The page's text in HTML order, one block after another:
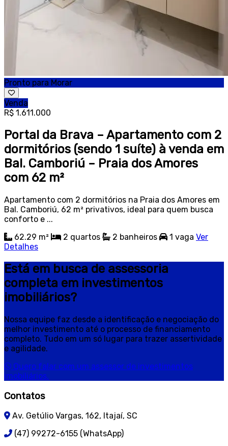
Pronto para Morar
Venda
R$ 1.611.000
Portal da Brava – Apartamento com 2
dormitórios (sendo 1 suíte) à venda em
Bal. Camboriú – Praia dos Amores
com 62 m²
Apartamento com 2 dormitórios na Praia dos Amores em
Bal. Camboriú, 62 m² privativos, ideal para quem busca
conforto e ...
62.29 m²
2 quartos 2 banheiros 1 vaga Ver
Detalhes
Está em busca de assessoria
completa em investimentos
imobiliários?
Nossa equipe faz desde a identificação e negociação do
melhor investimento até o processo de financiamento
completo. Tudo em um só lugar para trazer assertividade
e agilidade.
Quero falar com um assessor de investimentos
imobiliários.
Contatos
Av. Getúlio Vargas, 162, Itajaí, SC
(47) 99272-6155 (WhatsApp)